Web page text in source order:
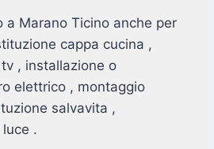
a Marano Ticino anche per
cappa cucina ,
, installazione o
elettrico , montaggio
salvavita ,
.